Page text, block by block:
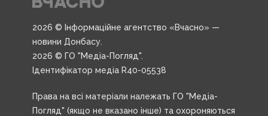
2026 © Інформаційне агентство «Вчасно» —
новини Донбасу.
2026 © ГО "Медіа-Погляд".
Ідентифікатор медіа R40-05538
Права на всі матеріали належать ГО "Медіа-
Погляд" (якщо не вказано інше) та охороняються